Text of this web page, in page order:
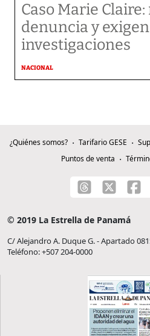
Caso Marie
denuncia y
investigaciones
NACIONAL
¿Quiénes somos? Tarifario GESE
Puntos de venta
© 2019 La Estrella de Panamá
C/ Alejandro A. Duque G. - Apartado
Teléfono: +507 204-0000